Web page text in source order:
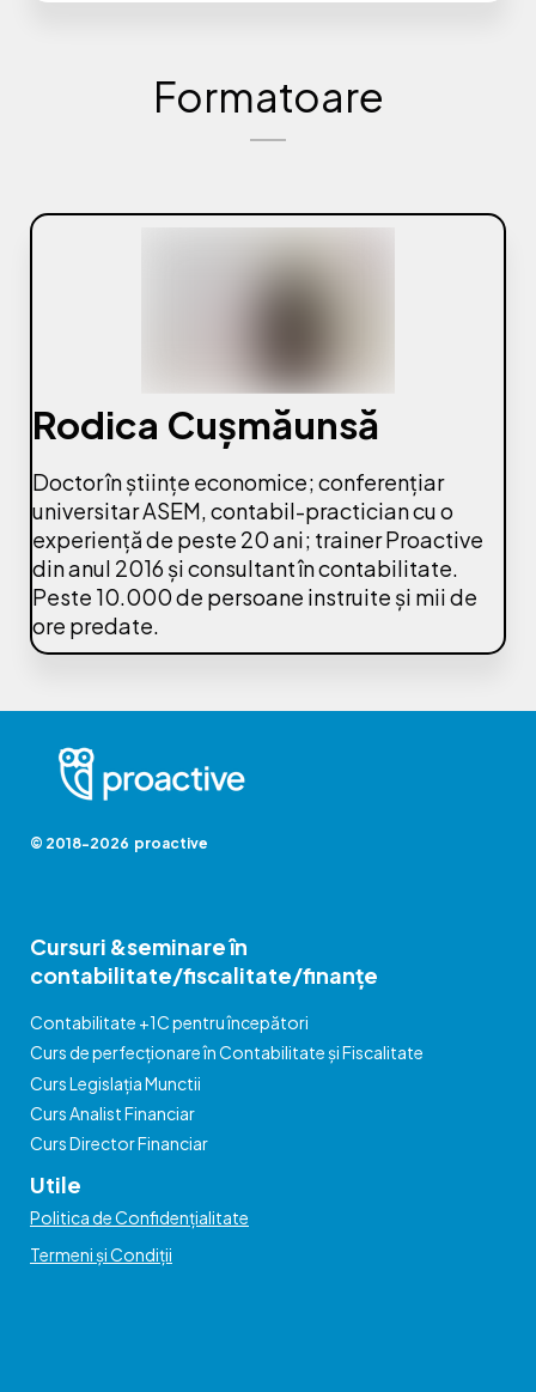
Formatoare
Rodica Cușmăunsă
Doctor în științe economice; conferențiar
universitar ASEM, contabil-practician cu o
experiență de peste 20 ani; trainer Proactive
din anul 2016 și consultant în contabilitate.
Peste 10.000 de persoane instruite și mii de
ore predate.
© 2018-2026 proactive
Cursuri &seminare în
contabilitate/fiscalitate/finanțe
Contabilitate +1C pentru începători
Curs de perfecționare în Contabilitate și Fiscalitate
Curs Legislația Munctii
Curs Analist Financiar
Curs Director Financiar
Utile
Politica de Confidențialitate
Termeni și Condiții